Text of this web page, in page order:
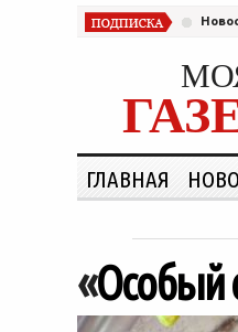
ГЛАВНАЯ
«Особый